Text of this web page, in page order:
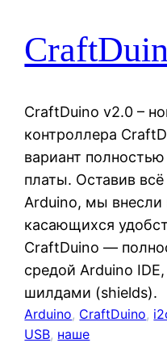
CraftDuino v2.0 –
контроллера
вариант
платы. Оставив
Arduino, мы внесли
касающихся
CraftDuino —
средой Arduino
шилдами (shields).
Arduino, CraftDuino,
USB, наше